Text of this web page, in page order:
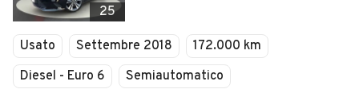
25
Usato Settembre 2018
172.000 km
Diesel - Euro 6
Semiautomatico